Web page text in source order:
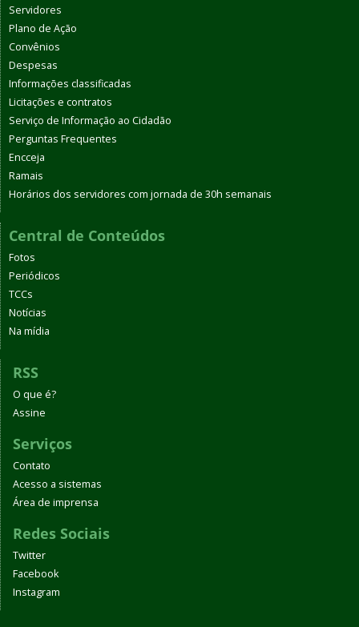
Servidores
Plano de Ação
Convênios
Despesas
Informações classificadas
Licitações e contratos
Serviço de Informação ao Cidadão
Perguntas Frequentes
Encceja
Ramais
Horários dos servidores com jornada de 30h semanais
Central de Conteúdos
Fotos
Periódicos
TCCs
Notícias
Na mídia
RSS
O que é?
Assine
Serviços
Contato
Acesso a sistemas
Área de imprensa
Redes Sociais
Twitter
Facebook
Instagram